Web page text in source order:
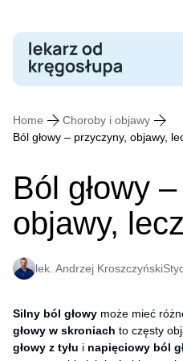
Skip
content
Home
Choroby i objawy
Ból głowy – przyczyny, objawy,
Ból głowy
objawy,
lek. Andrzej Kroszczyński
Silny ból głowy może mieć
głowy w skroniach to częsty
głowy z tyłu i napięciowy ból